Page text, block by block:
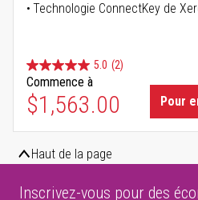
Technologie ConnectKey de
5.0 (2)
Commence à
$1,563.00 Pour
Haut de la page
Inscrivez-vous pour des